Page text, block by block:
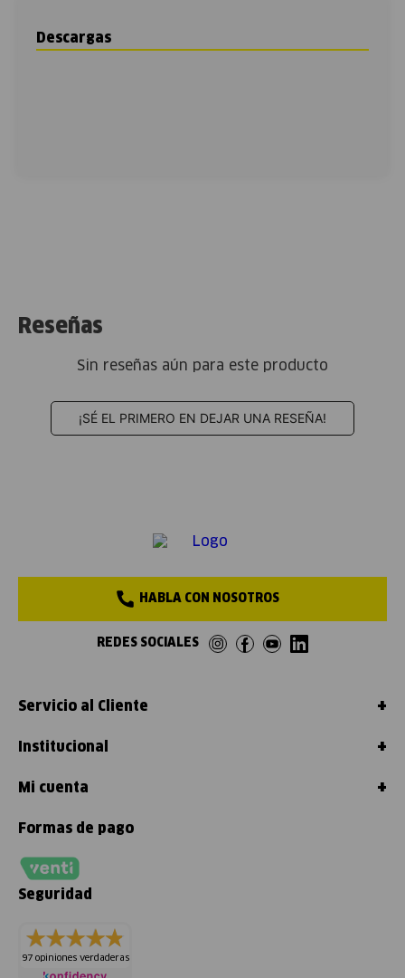
Descargas
Reseñas
Sin reseñas aún para este producto
¡SÉ EL PRIMERO EN DEJAR UNA RESEÑA!
HABLA CON NOSOTROS
REDES SOCIALES
Servicio al Cliente +
Institucional +
Mi cuenta +
Formas de pago
Seguridad
97 opiniones verdaderas